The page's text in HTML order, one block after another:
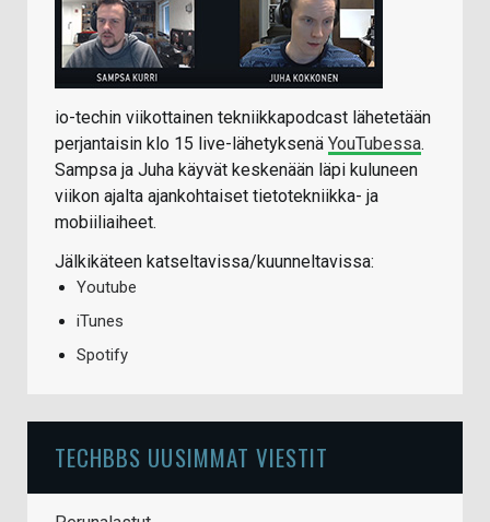
io-techin viikottainen tekniikkapodcast lähetetään
perjantaisin klo 15 live-lähetyksenä YouTubessa.
Sampsa ja Juha käyvät keskenään läpi kuluneen
viikon ajalta ajankohtaiset tietotekniikka- ja
mobiiliaiheet.
Jälkikäteen katseltavissa/kuunneltavissa:
Youtube
iTunes
Spotify
TECHBBS UUSIMMAT VIESTIT